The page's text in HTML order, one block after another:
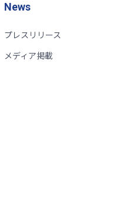
News
プレスリリース
メディア掲載